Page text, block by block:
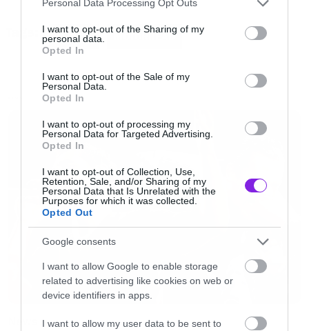
not limited to your visit or usage behaviour. You may click to
grant or deny consent to Google and its third-party tags to
use your data for below specified purposes in below Google
consent section.
Personal Data Processing Opt Outs
I want to opt-out of the Sharing of my
personal data.
Opted In
I want to opt-out of the Sale of my
Personal Data.
Opted In
I want to opt-out of processing my
Personal Data for Targeted Advertising.
Opted In
I want to opt-out of Collection, Use,
Retention, Sale, and/or Sharing of my
Personal Data that Is Unrelated with the
Purposes for which it was collected.
Opted Out
Google consents
I want to allow Google to enable storage
related to advertising like cookies on web or
device identifiers in apps.
I want to allow my user data to be sent to
Διαβάστε λοιπόν τι λέει για τo αν σκοπεύει να
συνταξιοδοτηθεί, για τα απίθανα μέρη που
έβρισκε ναρκωτικά για τον Jimmy Hendrix, για
τον Lars Ulrich, τον Dave Grohl και ένα σωρό
άλλα πράγματα.
Είναι απολαυστικός.
Υπάρχει κόσμος που λέει ότι όπως με τους
AC/DC και τους Slayer ξέρεις πάντα τι θα
ακούσεις ότι όταν βάζεις ένα άλμπουμ των
Motorhead. Συμφωνείς και αν ναι θα το
άλλαζες αυτό;
LEMMY MOTORHEAD